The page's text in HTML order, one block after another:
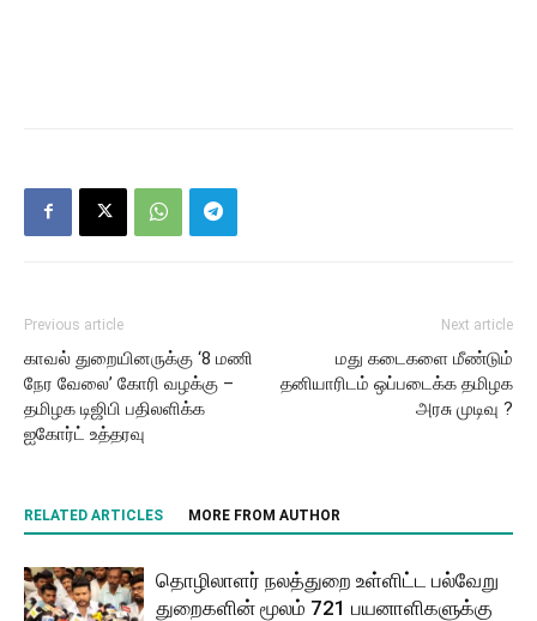
Previous article
காவல் துறையினருக்கு ‘8 மணி
நேர வேலை’ கோரி வழக்கு –
தமிழக டிஜிபி பதிலளிக்க
ஐகோர்ட் உத்தரவு
Next article
மது கடைகளை மீண்டும்
தனியாரிடம் ஒப்படைக்க தமிழக
அரசு முடிவு ?
RELATED ARTICLES MORE FROM AUTHOR
தொழிலாளர் நலத்துறை உள்ளிட்ட பல்வேறு
துறைகளின் மூலம் 721 பயனாளிகளுக்கு